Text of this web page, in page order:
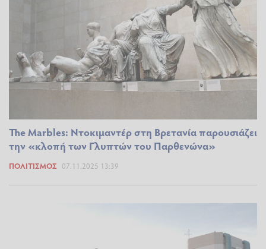
The Marbles: Ντοκιμαντέρ στη Βρετανία παρουσιάζει
την «κλοπή των Γλυπτών του Παρθενώνα»
ΠΟΛΙΤΙΣΜΌΣ 07.11.2025 13:39